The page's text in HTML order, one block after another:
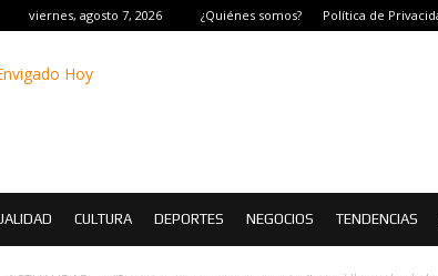
viernes, agosto 7, 2026 ¿Quiénes somos? Política de
CULTURA DEPORTES NEGOCIOS TENDENCIAS